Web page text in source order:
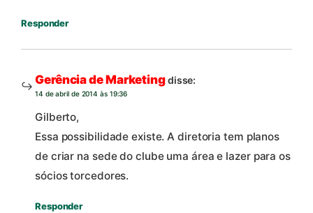
Responder
Gerência de Marketingdisse:
14 de abril de 2014 às 19:36
Gilberto,
Essa possibilidade existe. A diretoria tem planos
de criar na sede do clube uma área e lazer para os
sócios torcedores.
Responder